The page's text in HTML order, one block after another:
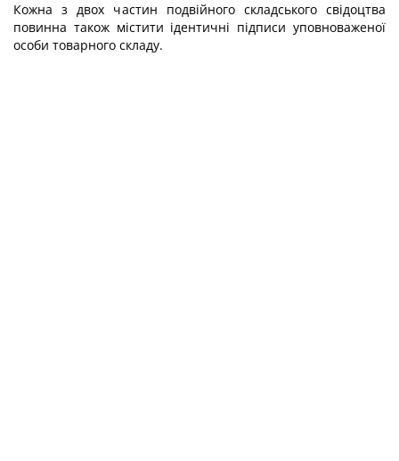
Кожна з двох частин подвійного складського свідоцтва
повинна також містити ідентичні підписи уповноваженої
особи товарного складу.